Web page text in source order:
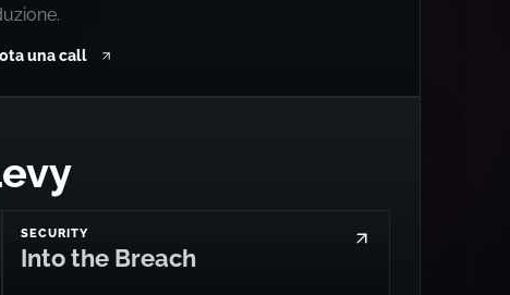
una call
SECURITY
Into the Breach